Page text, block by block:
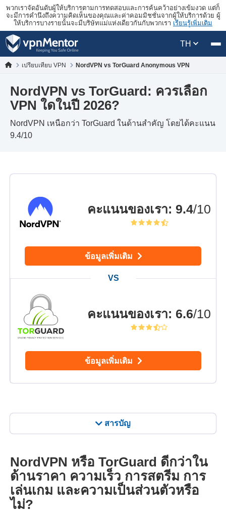
พวกเราจัดอันดับผู้ให้บริการตามการทดสอบและการค้นคว้าอย่างเข้มงวด แต่ก็
จะมีการคำนึงถึงความคิดเห็นของคุณและค่าคอมมิชชั่นจากผู้ให้บริการด้วย ผู้
ให้บริการบางรายนั้นจะมีบริษัทแม่แห่งเดียวกันกับพวกเรา เรียนรู้เพิ่มเติม
TH
เปรียบเทียบ VPN NordVPN vs TorGuard Anonymous VPN
NordVPN vs TorGuard: ควรเลือก
VPN ใดในปี 2026?
NordVPN เหนือกว่า TorGuard ในด้านสำคัญ โดยได้คะแนน
9.4/10
สารบัญ
คะแนนของเรา: 9.4/10
ข้อมูลเพิ่มเติม
คะแนนของเรา: 6.6/10
ข้อมูลเพิ่มเติม
NordVPN หรือ TorGuard ดีกว่าใน
ด้านราคา ความเร็ว การสตรีม การ
เล่นเกม และความเป็นส่วนตัวหรือ
ไม่?